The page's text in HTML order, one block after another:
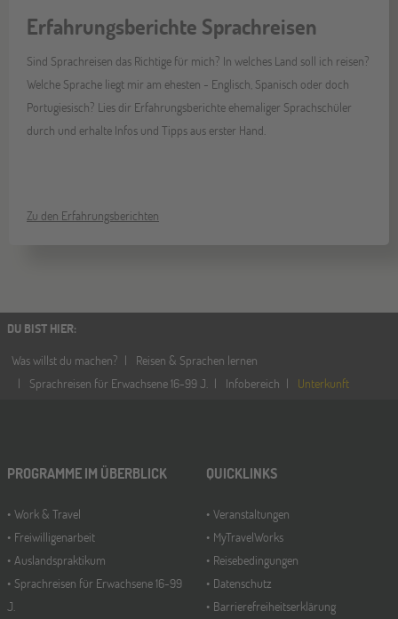
Erfahrungsberichte Sprachreisen
Sind Sprachreisen das Richtige für mich? In welches Land soll ich reisen?
Welche Sprache liegt mir am ehesten - Englisch, Spanisch oder doch
Portugiesisch? Lies dir Erfahrungsberichte ehemaliger Sprachschüler
durch und erhalte Infos und Tipps aus erster Hand.
Zu den Erfahrungsberichten
DU BIST HIER:
Was willst du machen?
Reisen & Sprachen lernen
Sprachreisen für Erwachsene 16-99 J.
Infobereich Unterkunft
PROGRAMME IM ÜBERBLICK
Work & Travel
Freiwilligenarbeit
Auslandspraktikum
Sprachreisen für Erwachsene 16-99
J.
QUICKLINKS
Veranstaltungen
MyTravelWorks
Reisebedingungen
Datenschutz
Barrierefreiheitserklärung